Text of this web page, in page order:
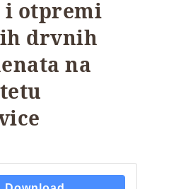
i otpremi
drvnih
na